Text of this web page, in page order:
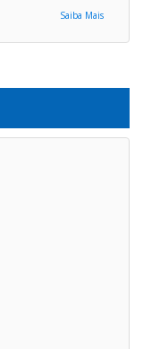
Saiba Mais